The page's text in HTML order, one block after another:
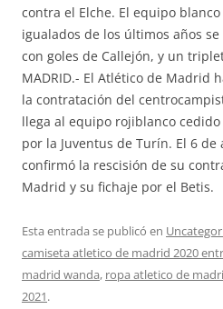
contra el Elche. El equipo
igualados de los últimos años
con goles de Callejón, y un
MADRID.- El Atlético de Madrid
la contratación del
llega al equipo rojiblanco
por la Juventus de Turín. El 6 de
confirmó la rescisión de su
Madrid y su fichaje por el Betis.
Esta entrada se publicó en
camiseta atletico de madrid 2020
madrid wanda, ropa atletico de
2021.